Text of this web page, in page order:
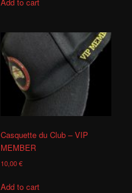
Casquette du Club – VIP
MEMBER
10,00€
Add to cart